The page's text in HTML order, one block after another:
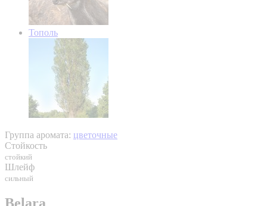
Тополь
Группа аромата: цветочные
Стойкость
стойкий
Шлейф
сильный
Belara